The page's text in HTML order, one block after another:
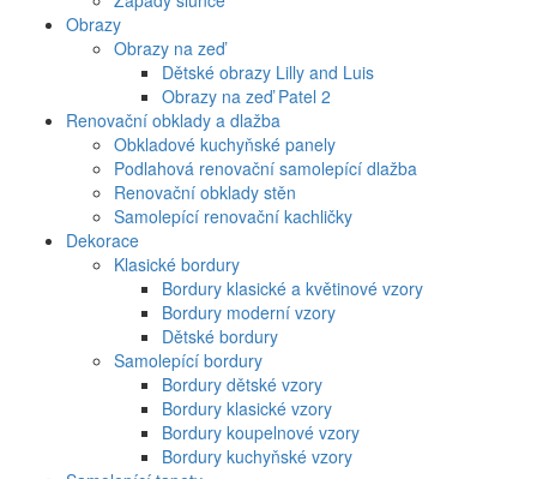
Obrazy
Obrazy na zeď
Dětské obrazy Lilly and Luis
Obrazy na zeď Patel 2
Renovační obklady a dlažba
Obkladové kuchyňské panely
Podlahová renovační samolepící dlažba
Renovační obklady stěn
Samolepící renovační kachličky
Dekorace
Klasické bordury
Bordury klasické a květinové vzory
Bordury moderní vzory
Dětské bordury
Samolepící bordury
Bordury dětské vzory
Bordury klasické vzory
Bordury koupelnové vzory
Bordury kuchyňské vzory